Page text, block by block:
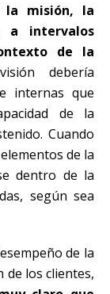
la misión, la
intervalos
de la
debería
internas que
de la
Cuando
de la
dentro de la
según sea
de la
de los clientes,